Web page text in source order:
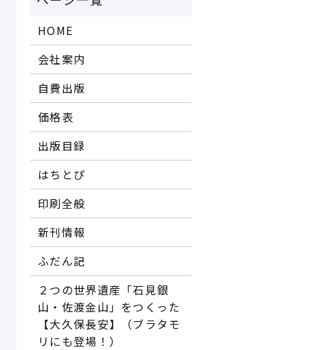
HOME
会社案内
自費出版
価格表
出版目録
はちとぴ
印刷全般
新刊情報
ふだん記
２つの世界遺産「石見銀
山・佐渡金山」をつくった
【大久保長安】（ブラタモ
リにも登場！）